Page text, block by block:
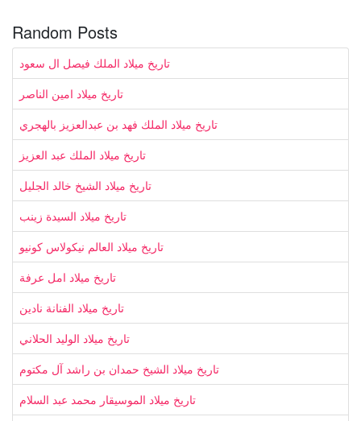
Random Posts
تاريخ ميلاد الملك فيصل ال سعود
تاريخ ميلاد امين الناصر
تاريخ ميلاد الملك فهد بن عبدالعزيز بالهجري
تاريخ ميلاد الملك عبد العزيز
تاريخ ميلاد الشيخ خالد الجليل
تاريخ ميلاد السيدة زينب
تاريخ ميلاد العالم نيكولاس كونيو
تاريخ ميلاد امل عرفة
تاريخ ميلاد الفنانة نادين
تاريخ ميلاد الوليد الحلاني
تاريخ ميلاد الشيخ حمدان بن راشد آل مكتوم
تاريخ ميلاد الموسيقار محمد عبد السلام